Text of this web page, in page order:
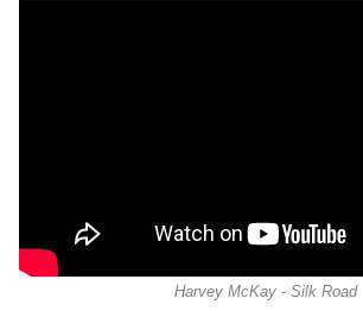
Harvey McKay - Silk Road